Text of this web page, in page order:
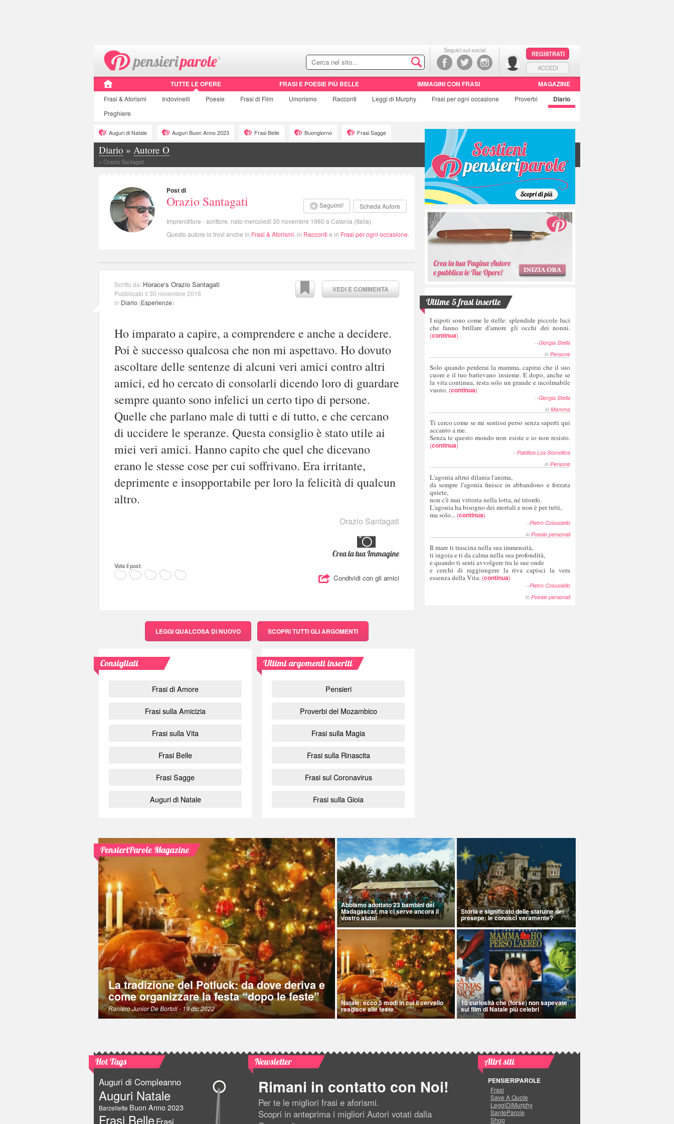
Seguici sui social
REGISTRATI
ACCEDI
TUTTE LE OPERE FRASI E POESIE PIÙ BELLE IMMAGINI CON FRASI MAGAZINE
Frasi & Aforismi Indovinelli Poesie Frasi di Film Umorismo Racconti Leggi di Murphy Frasi per ogni occasione Proverbi Diario
Preghiere
Auguri di Natale Auguri Buon Anno 2023 Frasi Belle Buongiorno Frasi Sagge
Diario » Autore O
» Orazio Santagati
Seguimi! Scheda Autore
Post di
Orazio Santagati
Imprenditore - scrittore, nato mercoledì 30 novembre 1960 a Catania (Italia)
Questo autore lo trovi anche in Frasi & Aforismi , in Racconti e in Frasi per ogni occasione
VEDI E COMMENTA
Scritto da: Horace's Orazio Santagati
Pubblicato il 30 novembre 2016
in Diario (Esperienze)
Ho imparato a capire, a comprendere e anche a decidere.
Poi è successo qualcosa che non mi aspettavo. Ho dovuto
ascoltare delle sentenze di alcuni veri amici contro altri
amici, ed ho cercato di consolarli dicendo loro di guardare
sempre quanto sono infelici un certo tipo di persone.
Quelle che parlano male di tutti e di tutto, e che cercano
di uccidere le speranze. Questa consiglio è stato utile ai
miei veri amici. Hanno capito che quel che dicevano
erano le stesse cose per cui soffrivano. Era irritante,
deprimente e insopportabile per loro la felicità di qualcun
altro.
Orazio Santagati
Crea la tua Immagine
Vota il post:
Condividi con gli amici
LEGGI QUALCOSA DI NUOVO SCOPRITUTTI GLI ARGOMENTI
Consigliati
Frasi di Amore
Frasi sulla Amicizia
Frasi sulla Vita
Frasi Belle
Frasi Sagge
Auguri di Natale
Ultimi argomenti inseriti
Pensieri
Proverbi del Mozambico
Frasi sulla Magia
Frasi sulla Rinascita
Frasi sul Coronavirus
Frasi sulla Gioia
Ultime 5 frasi inserite
I nipoti sono come le stelle: splendide piccole luci
che fanno brillare d'amore gli occhi dei nonni.
(continua)
--Giorgia Stella
in Persone
Solo quando perderai la mamma, capirai che il suo
cuore e il tuo battevano insieme. E dopo, anche se
la vita continua, resta solo un grande e incolmabile
vuoto. (continua)
--Giorgia Stella
in Mamma
Ti cerco come se mi sentissi perso senza saperti qui
accanto a me.
Senza te questo mondo non esiste e io non resisto.
(continua)
--Pablitos Los Sconditos
in Persone
L'agonia altrui dilania l'anima,
da sempre l'agonia finisce in abbandono e forzata
quiete,
non c'è mai vittoria nella lotta, né trionfo.
L'agonia ha bisogno dei mortali e non è per tutti,
ma solo... (continua)
--Pietro Colucciello
in Poesie personali
Il mare ti trascina nella sua immensità,
ti ingoia e ti da calma nella sua profondità,
e quando ti senti avvolgere tra le sue onde
e cerchi di raggiungere la riva capisci la vera
essenza della Vita. (continua)
--Pietro Colucciello
in Poesie personali
PensieriParole Magazine
La tradizione del Potluck: da dove deriva e
come organizzare la festa “dopo le feste”
Raniero Junior De Bortoli- 19 dic 2022
Abbiamo adottato 23 bambini del
Madagascar, ma ci serve ancora il
vostro aiuto!
Storia e significato delle statuine del
presepe: le conosci veramente?
Natale: ecco 5 modi in cui il cervello
reagisce alle feste
10 curiosità che (forse) non sapevate
sui film di Natale più celebri
Hot Tags
Auguri di Compleanno
Auguri Natale
Barzellette Buon Anno 2023
Frasi Belle
Newsletter
Rimani in contatto con Noi!
Per te le migliori frasi e aforismi.
Scopri in anteprima i migliori Autori votati dalla
Altri siti
PENSIERIPAROLE
Frasi
Save A Quote
LeggiDiMurphy
SanteParole
Shop